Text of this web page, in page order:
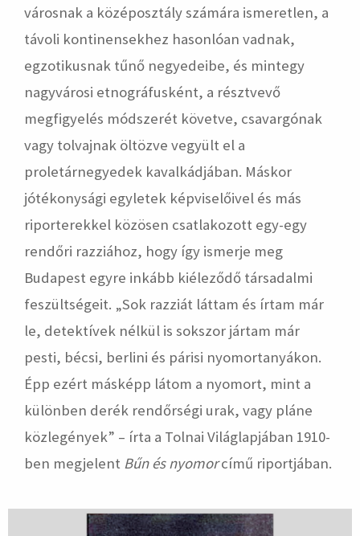
városnak a középosztály számára ismeretlen, a
távoli kontinensekhez hasonlóan vadnak,
egzotikusnak tűnő negyedeibe, és mintegy
nagyvárosi etnográfusként, a résztvevő
megfigyelés módszerét követve, csavargónak
vagy tolvajnak öltözve vegyült el a
proletárnegyedek kavalkádjában. Máskor
jótékonysági egyletek képviselőivel és más
riporterekkel közösen csatlakozott egy-egy
rendőri razziához, hogy így ismerje meg
Budapest egyre inkább kiéleződő társadalmi
feszültségeit. „Sok razziát láttam és írtam már
le, detektívek nélkül is sokszor jártam már
pesti, bécsi, berlini és párisi nyomortanyákon.
Épp ezért másképp látom a nyomort, mint a
különben derék rendőrségi urak, vagy pláne
közlegények” – írta a Tolnai Világlapjában 1910-
ben megjelent Bűn és nyomorcímű riportjában.